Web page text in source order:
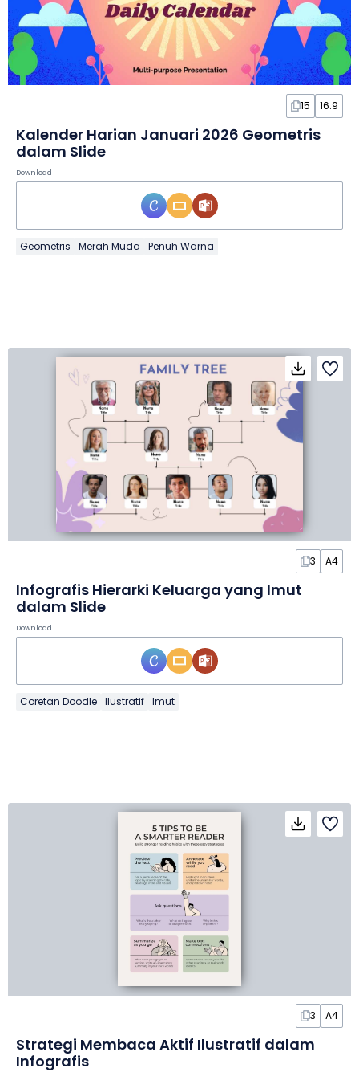
15 16:9
Kalender Harian Januari 2026 Geometris
dalam Slide
Download
Geometris Merah Muda Penuh Warna
3 A4
Infografis Hierarki Keluarga yang Imut
dalam Slide
Download
Coretan Doodle Ilustratif Imut
3 A4
Strategi Membaca Aktif Ilustratif dalam
Infografis